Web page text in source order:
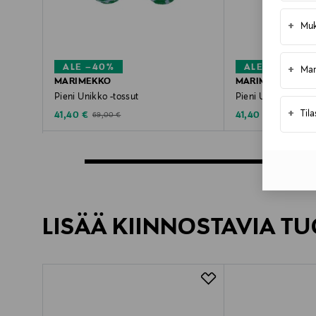
+
+
+
ALE –40%
MARIMEKKO
Pieni Unikko -tossut
Discounted Price
41,40 € Original Price
69,00 €
ALE –40%
MARIMEKKO
Pieni Unikko -
Discounted Price
41,40 € Original Price
69,00 €
LISÄÄ KIINNOSTAVIA